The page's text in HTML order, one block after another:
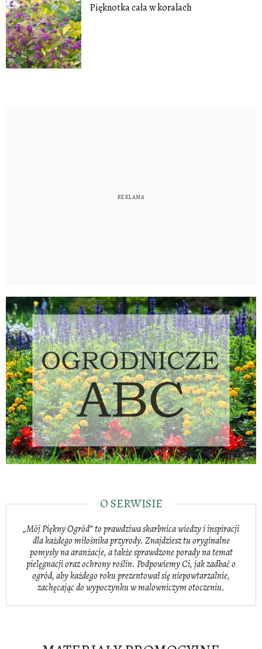
Pięknotka cała w koralach
O SERWISIE
„Mój Piękny Ogród” to prawdziwa skarbnica wiedzy i inspiracji
dla każdego miłośnika przyrody. Znajdziesz tu oryginalne
pomysły na aranżacje, a także sprawdzone porady na temat
pielęgnacji oraz ochrony roślin. Podpowiemy Ci, jak zadbać o
ogród, aby każdego roku prezentował się niepowtarzalnie,
zachęcając do wypoczynku w malowniczym otoczeniu.